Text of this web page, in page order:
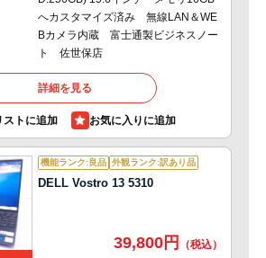
へカスタマイズ済み 無線LAN＆WE
Bカメラ内蔵 富士通製ビジネスノー
ト 佐世保店
詳細を見る
ストに追加
機能ランク:良品 外観ランク:訳あり品
DELL Vostro 13 5310
39,800円